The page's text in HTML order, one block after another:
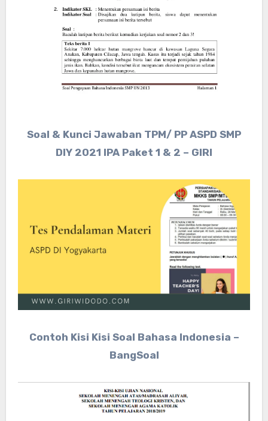
Soal & Kunci Jawaban TPM/ PP ASPD SMP
DIY 2021 IPA Paket 1 & 2 – GIRI
Contoh Kisi Kisi Soal Bahasa Indonesia –
BangSoal